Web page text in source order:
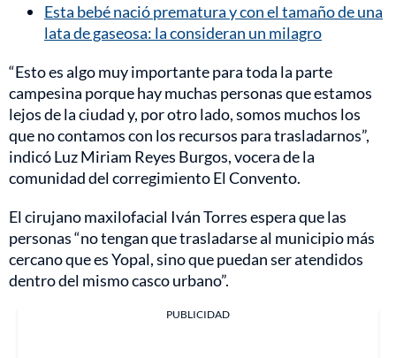
Esta bebé nació prematura y con el tamaño de una
lata de gaseosa: la consideran un milagro
“Esto es algo muy importante para toda la parte
campesina porque hay muchas personas que estamos
lejos de la ciudad y, por otro lado, somos muchos los
que no contamos con los recursos para trasladarnos”,
indicó Luz Miriam Reyes Burgos, vocera de la
comunidad del corregimiento El Convento.
El cirujano maxilofacial Iván Torres espera que las
personas “no tengan que trasladarse al municipio más
cercano que es Yopal, sino que puedan ser atendidos
dentro del mismo casco urbano”.
PUBLICIDAD